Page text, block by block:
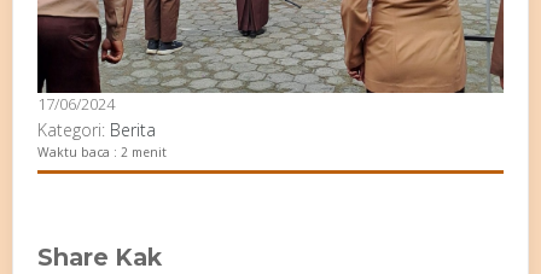
17/06/2024
Kategori: Berita
Waktu baca : 2 menit
Share Kak